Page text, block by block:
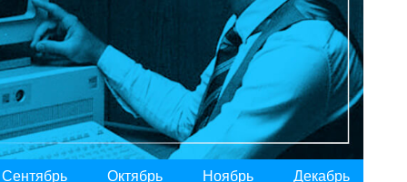
Сентябрь Октябрь Ноябрь Декабрь